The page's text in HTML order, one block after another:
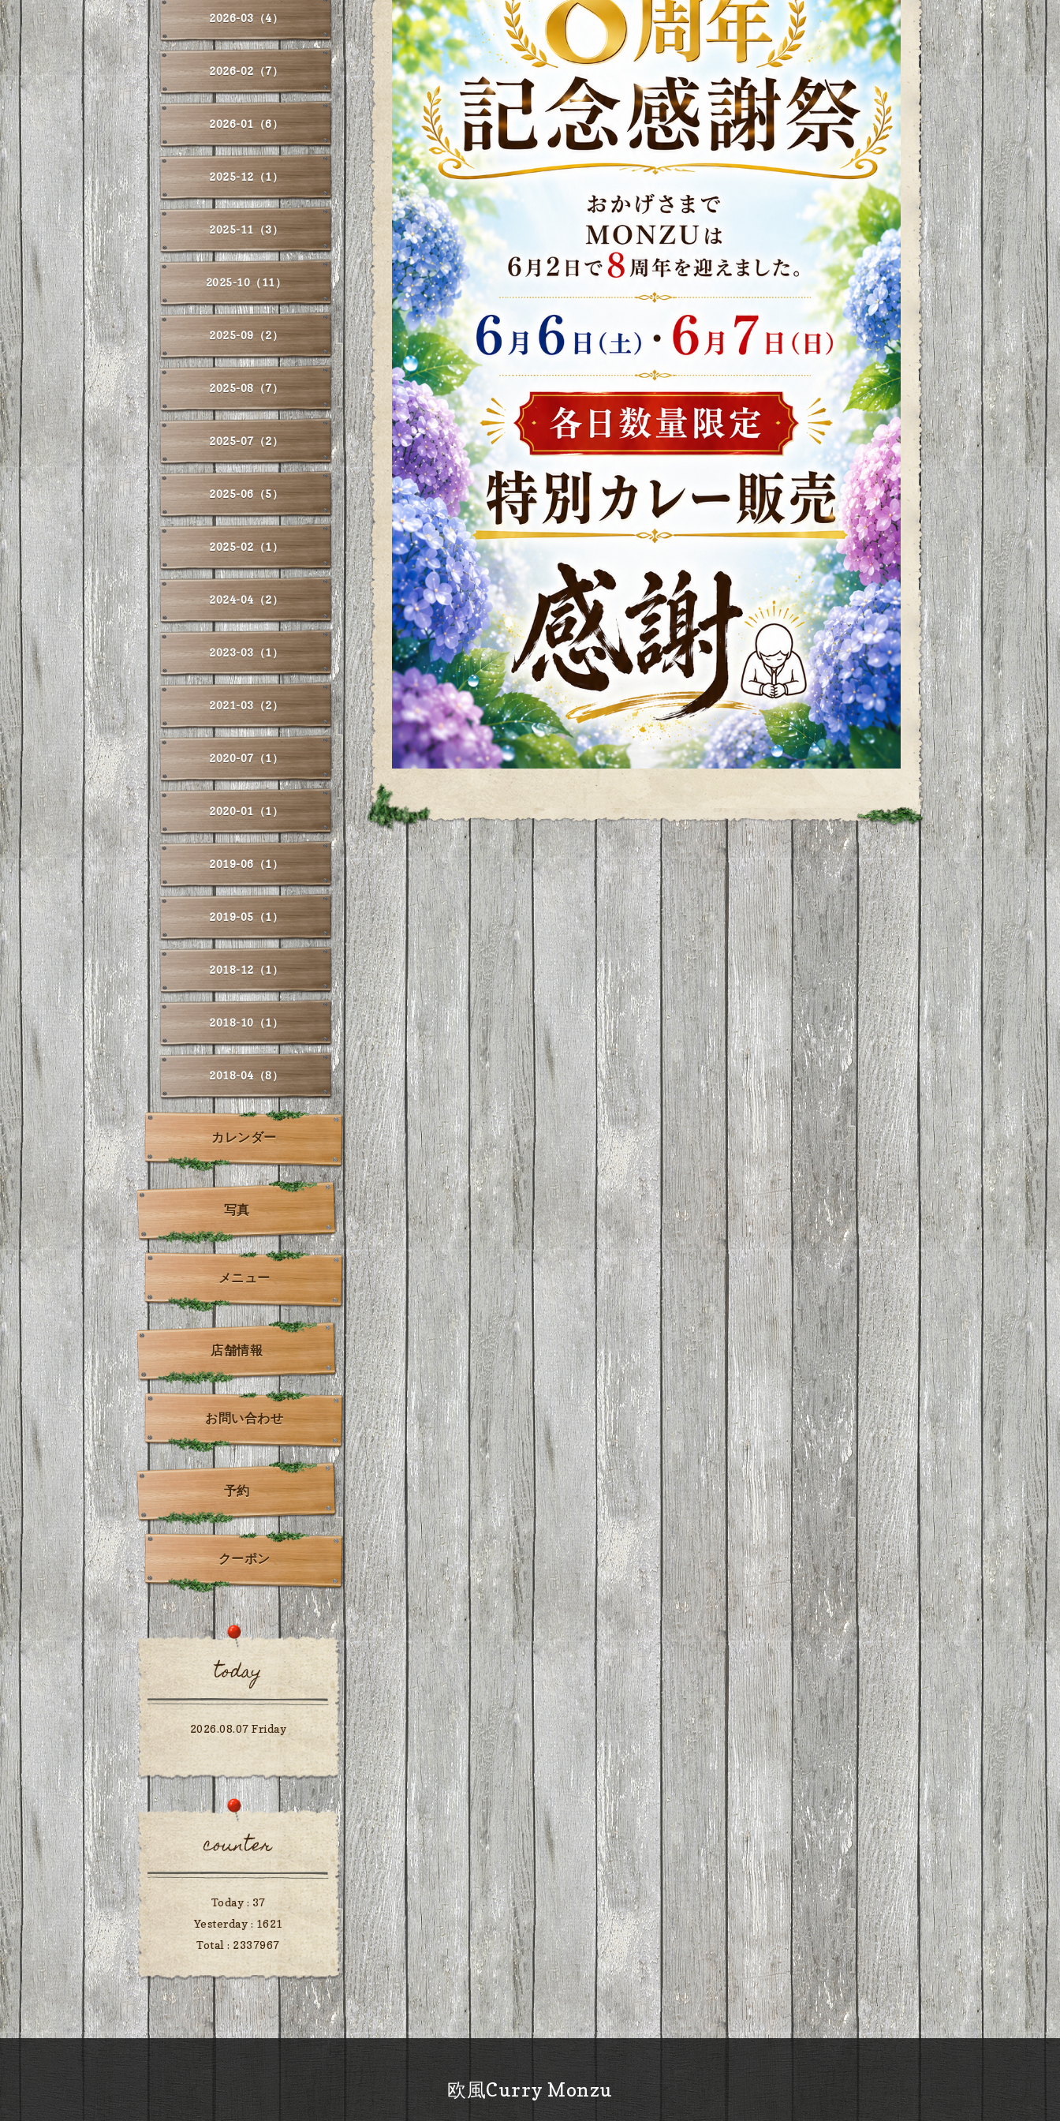
2026-03（4）
2026-02（7）
2026-01（6）
2025-12（1）
2025-11（3）
2025-10（11）
2025-09（2）
2025-08（7）
2025-07（2）
2025-06（5）
2025-02（1）
2024-04（2）
2023-03（1）
2021-03（2）
2020-07（1）
2020-01（1）
2019-06（1）
2019-05（1）
2018-12（1）
2018-10（1）
2018-04（8）
カレンダー
写真
メニュー
店舗情報
お問い合わせ
予約
クーポン
today
2026.08.07 Friday
counter
Today : 37
Yesterday : 1621
Total : 2337967
欧風Curry Monzu